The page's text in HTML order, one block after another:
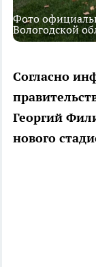
Фото
Вологодской
Согласно
Георгий
нового